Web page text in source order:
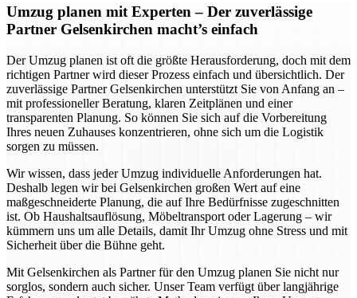
Umzug planen mit Experten – Der zuverlässige
Partner Gelsenkirchen macht’s einfach
Der Umzug planen ist oft die größte Herausforderung, doch mit dem
richtigen Partner wird dieser Prozess einfach und übersichtlich. Der
zuverlässige Partner Gelsenkirchen unterstützt Sie von Anfang an –
mit professioneller Beratung, klaren Zeitplänen und einer
transparenten Planung. So können Sie sich auf die Vorbereitung
Ihres neuen Zuhauses konzentrieren, ohne sich um die Logistik
sorgen zu müssen.
Wir wissen, dass jeder Umzug individuelle Anforderungen hat.
Deshalb legen wir bei Gelsenkirchen großen Wert auf eine
maßgeschneiderte Planung, die auf Ihre Bedürfnisse zugeschnitten
ist. Ob Haushaltsauflösung, Möbeltransport oder Lagerung – wir
kümmern uns um alle Details, damit Ihr Umzug ohne Stress und mit
Sicherheit über die Bühne geht.
Mit Gelsenkirchen als Partner für den Umzug planen Sie nicht nur
sorglos, sondern auch sicher. Unser Team verfügt über langjährige